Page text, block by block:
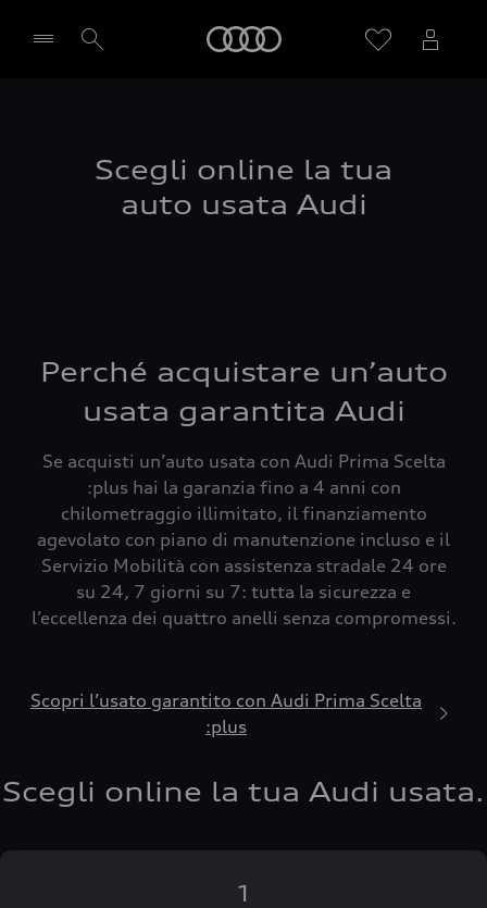
Scegli online la tua
auto usata Audi
Perché acquistare un’auto
usata garantita Audi
Se acquisti un’auto usata con Audi Prima Scelta
:plus hai la garanzia fino a 4 anni con
chilometraggio illimitato, il finanziamento
agevolato con piano di manutenzione incluso e il
Servizio Mobilità con assistenza stradale 24 ore
su 24, 7 giorni su 7: tutta la sicurezza e
l’eccellenza dei quattro anelli senza compromessi.
Scopri l’usato garantito con Audi Prima Scelta
:plus
Scegli online la tua Audi usata.
1